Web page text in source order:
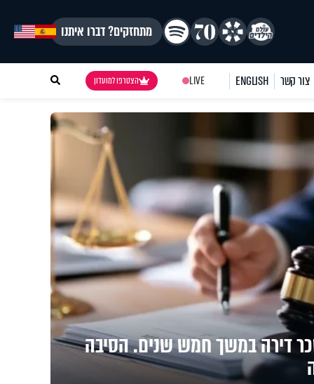
מתחזקים? דברו איתנו
צור קשר ENGLISH
LIVE הצטרפו למועדון
דירה במשך חמש שנים. הסיבה